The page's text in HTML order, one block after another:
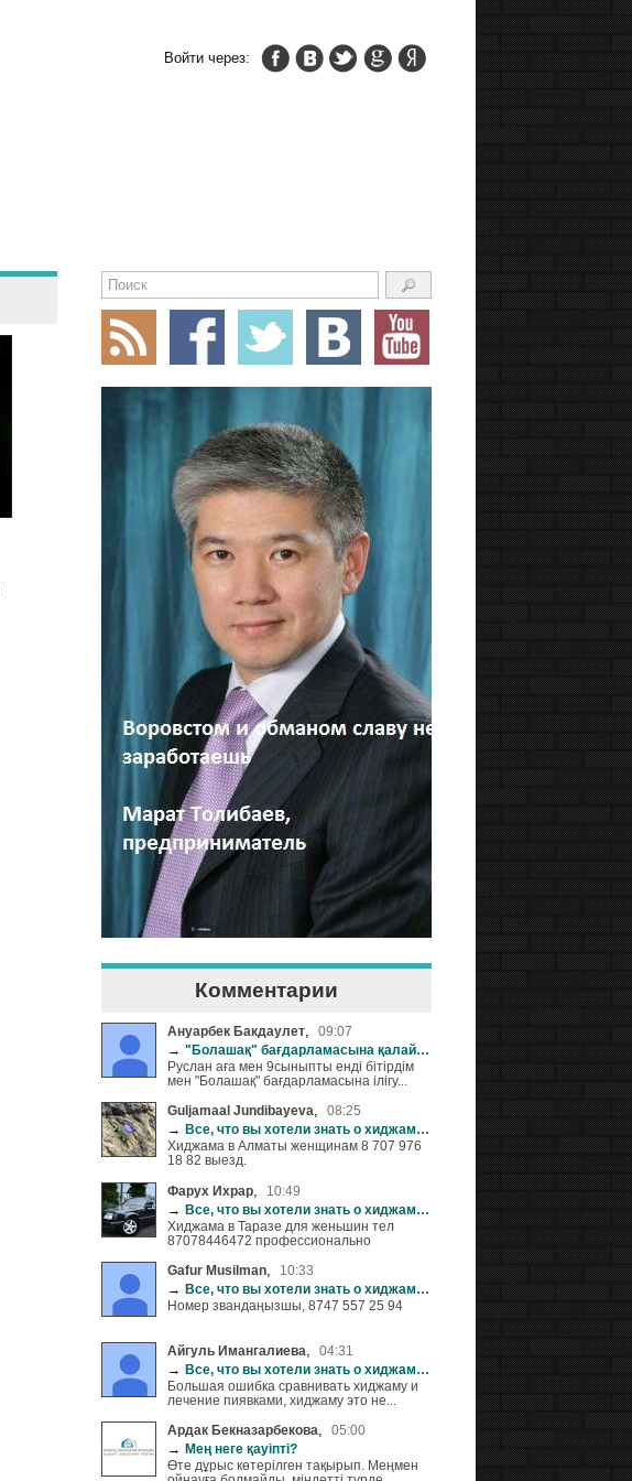
Войти через:
Комментарии
Ануарбек Бакдаулет, 09:07
→ "Болашақ" бағдарламасына қалай түстім
Руслан аға мен 9сыныпты енді бітірдім
мен "Болашақ" бағдарламасына ілігу...
Guljamaal Jundibayeva, 08:25
→
Все, что вы хотели знать о хиджаме (+18)
Хиджама в Алматы женщинам 8 707 976
18 82 выезд.
Фарух Ихрар
10:49
→ Все, что вы хотели знать о хиджаме (+18)
Хиджама в Таразе для женьшин тел
87078446472 профессионально
Gafur Musilman,
10:33
→
Все, что вы хотели знать о хиджаме (+18)
Номер звандаңызшы, 8747 557 25 94
Айгуль Имангалиева
04:31
→ Все, что вы хотели знать о хиджаме (+18)
Большая ошибка сравнивать хиджаму и
лечение пиявками, хиджаму это не...
Ардак Бекназарбекова, 05:00
→ Мең неге қауіпті?
Өте дұрыс көтерілген тақырып. Меңмен